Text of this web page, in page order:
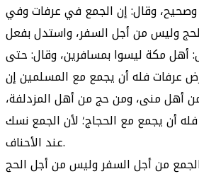
وصحيح، وقال: إن الجمع في عرفات وفي
وليس من أجل السفر، واستدل بفعل
مكة ليسوا بمسافرين، وقال: حتى
عرفات فله أن يجمع مع المسلمين إن
أهل منى، ومن حج من أهل المزدلفة،
أن يجمع مع الحجاج؛ لأن الجمع نسك
عند الأحناف.